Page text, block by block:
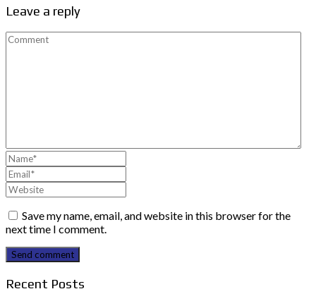
Leave a reply
Save my name, email, and website in this browser for the
next time I comment.
Send comment
Recent Posts